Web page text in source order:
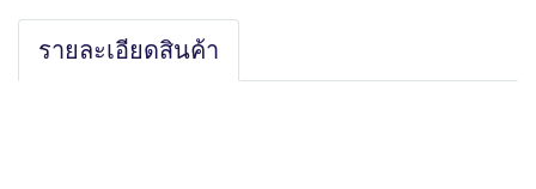
รายละเอียดสินค้า